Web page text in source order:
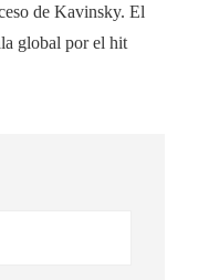
de Kavinsky. El
global por el hit